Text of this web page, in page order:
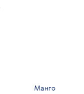
Манго